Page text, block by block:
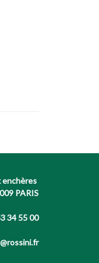
enchères
PARIS
34 55 00